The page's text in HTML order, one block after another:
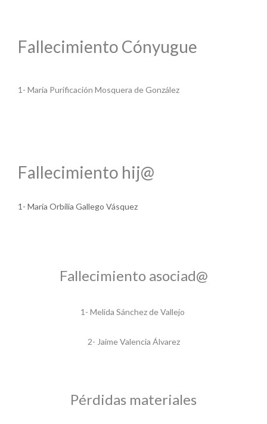
Fallecimiento Cónyugue
1- María Purificación Mosquera de González
Fallecimiento hij@
1- María Orbilia Gallego Vásquez
Fallecimiento asociad@
1- Melida Sánchez de Vallejo
2- Jaime Valencia Álvarez
Pérdidas materiales